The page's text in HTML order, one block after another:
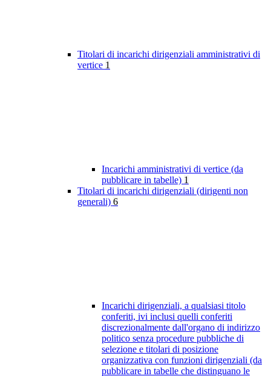
Titolari di incarichi dirigenziali amministrativi di
vertice 1
Incarichi amministrativi di vertice (da
pubblicare in tabelle) 1
Titolari di incarichi dirigenziali (dirigenti non
generali) 6
Incarichi dirigenziali, a qualsiasi titolo
conferiti, ivi inclusi quelli conferiti
discrezionalmente dall'organo di indirizzo
politico senza procedure pubbliche di
selezione e titolari di posizione
organizzativa con funzioni dirigenziali (da
pubblicare in tabelle che distinguano le